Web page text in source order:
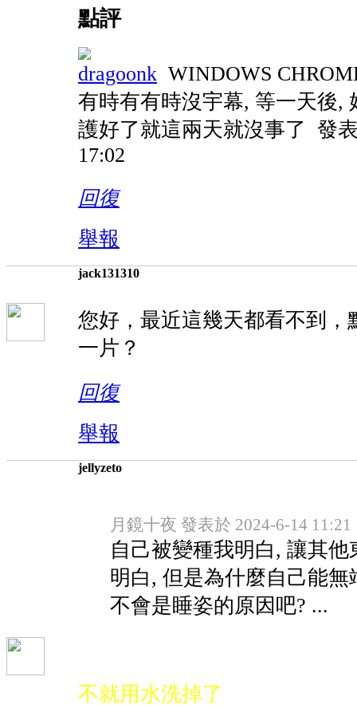
點評
dragoonk WINDOWS
有時有有時沒宇幕, 等一天後,
護好了就這兩天就沒事了 發
17:02
回復
舉報
jack131310
您好，最近這幾天都看不到，
一片？
回復
舉報
jellyzeto
月鏡十夜 發表於 2024-6-14 11:21
自己被變種我明白, 讓其他
明白, 但是為什麼自己能無
不會是睡姿的原因吧? ...
不就用水洗掉了